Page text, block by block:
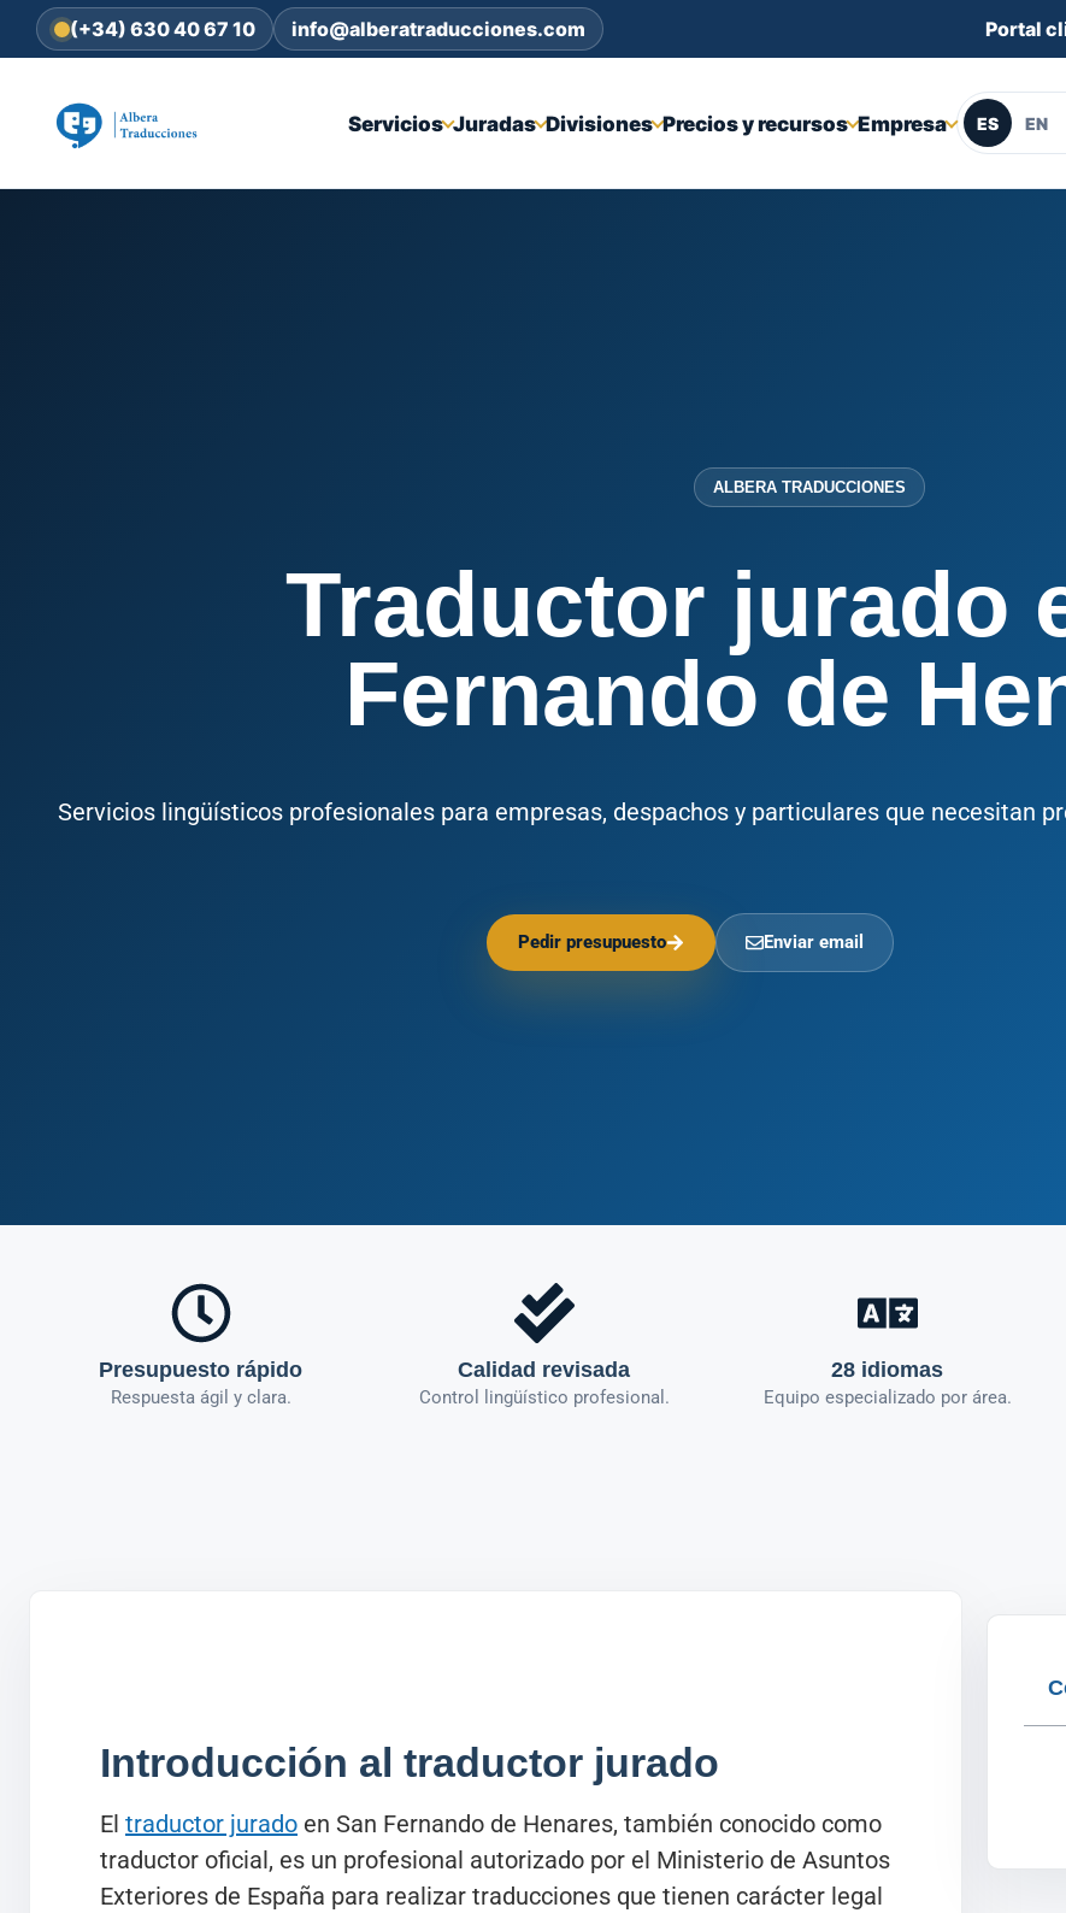
(+34) 630 40 67 10 info@alberatraducciones.com Portal
Servicios Juradas Divisiones Precios y recursos Empresa ES EN
ALBERA TRADUCCIONES
Traductor jurado
Fernando de
Servicios lingüísticos profesionales para empresas, despachos y particulares que necesitan
Pedir presupuesto Enviar email
Presupuesto rápido
Respuesta ágil y clara.
Calidad revisada
Control lingüístico profesional.
28 idiomas
Equipo especializado por área.
Introducción al traductor jurado
El traductor jurado en San Fernando de Henares, también conocido como
traductor oficial, es un profesional autorizado por el Ministerio de Asuntos
Exteriores de España para realizar traducciones que tienen carácter legal